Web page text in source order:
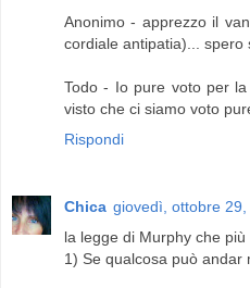
Anonimo - apprezzo il
cordiale antipatia)... spero
Todo - Io pure voto per
visto che ci siamo voto
Rispondi
Chica giovedì, ottobre
la legge di Murphy che
1) Se qualcosa può andar